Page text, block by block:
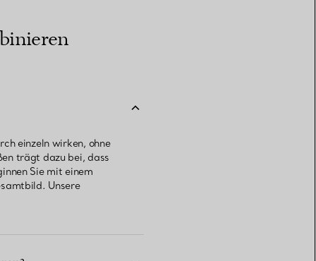
einzeln wirken, ohne
trägt dazu bei, dass
Sie mit einem
Unsere